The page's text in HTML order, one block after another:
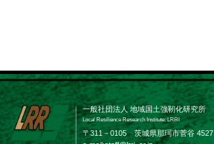
一般社団法人 地域国土強靭化研究所
Local Resilience Research Institute: LRRI
〒311－0105 茨城県那珂市菅谷 4527